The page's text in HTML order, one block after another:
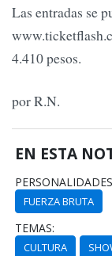
Las entradas se
4.410 pesos.
por R.N.
EN ESTA
FUERZA BRUTA
TEMAS:
CULTURA